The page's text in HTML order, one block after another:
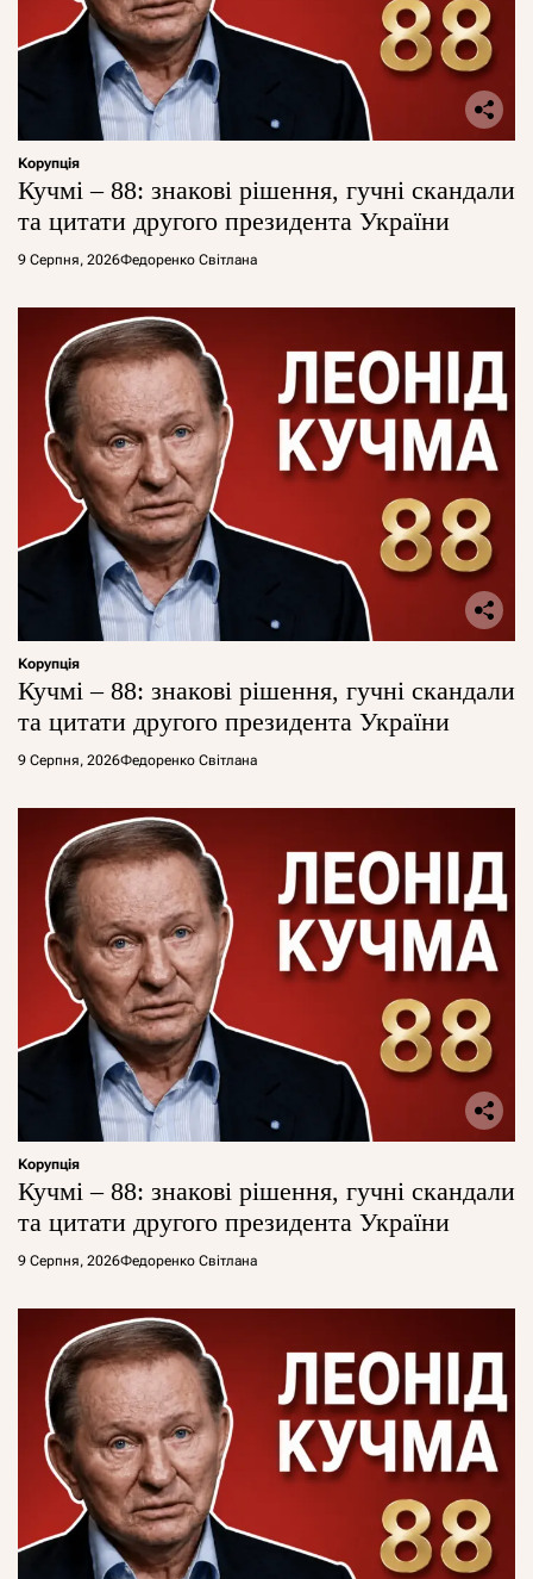
Корупція
Кучмі – 88: знакові рішення, гучні скандали
та цитати другого президента України
9 Серпня, 2026Федоренко Світлана
Корупція
Кучмі – 88: знакові рішення, гучні скандали
та цитати другого президента України
9 Серпня, 2026Федоренко Світлана
Корупція
Кучмі – 88: знакові рішення, гучні скандали
та цитати другого президента України
9 Серпня, 2026Федоренко Світлана